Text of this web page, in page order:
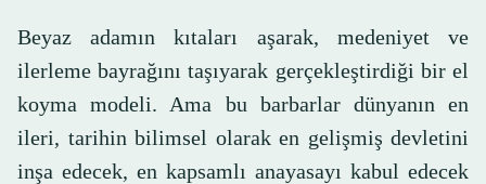
Beyaz adamın kıtaları aşarak, medeniyet ve
ilerleme bayrağını taşıyarak gerçekleştirdiği bir el
koyma modeli. Ama bu barbarlar dünyanın en
ileri, tarihin bilimsel olarak en gelişmiş devletini
inşa edecek, en kapsamlı anayasayı kabul edecek